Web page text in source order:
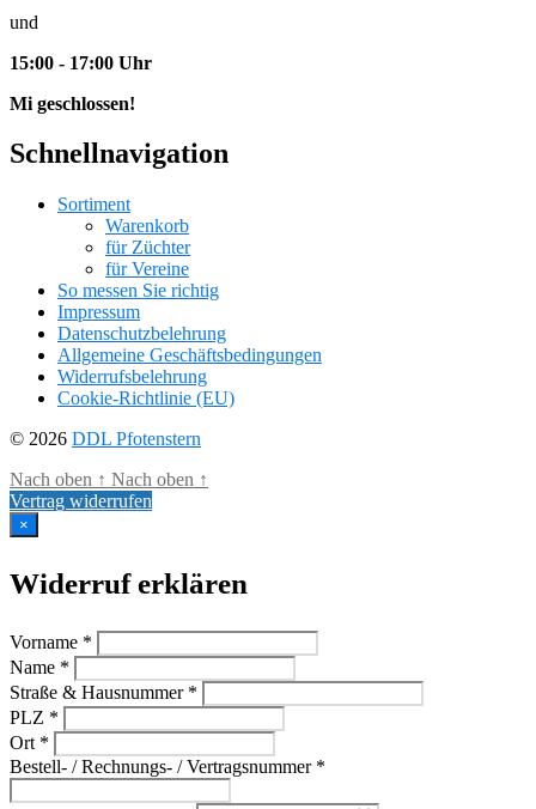
und
15:00 - 17:00 Uhr
Mi geschlossen!
Schnellnavigation
Sortiment
Warenkorb
für Züchter
für Vereine
So messen Sie richtig
Impressum
Datenschutzbelehrung
Allgemeine Geschäftsbedingungen
Widerrufsbelehrung
Cookie-Richtlinie (EU)
© 2026 DDL Pfotenstern
Nach oben ↑ Nach oben ↑
Vertrag widerrufen
×
Widerruf erklären
Vorname *
Name *
Straße & Hausnummer *
PLZ *
Ort *
Bestell- / Rechnungs- / Vertragsnummer *